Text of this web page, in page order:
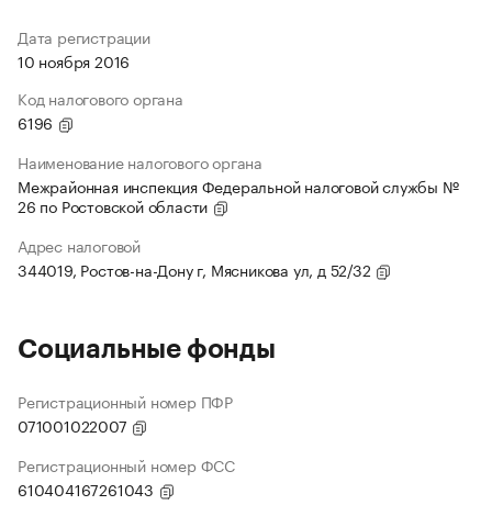
Дата регистрации
10 ноября 2016
Код налогового органа
6196
Наименование налогового органа
Межрайонная инспекция Федеральной налоговой службы №
26 по Ростовской области
Адрес налоговой
344019, Ростов-на-Дону г, Мясникова ул, д 52/32
Социальные фонды
Регистрационный номер ПФР
071001022007
Регистрационный номер ФСС
610404167261043